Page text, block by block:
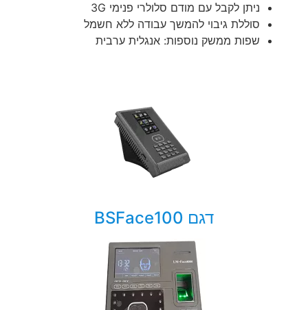
ניתן לקבל עם מודם סלולרי פנימי 3G
סוללת גיבוי להמשך עבודה ללא חשמל
שפות ממשק נוספות: אנגלית ערבית
דגם BSFace100